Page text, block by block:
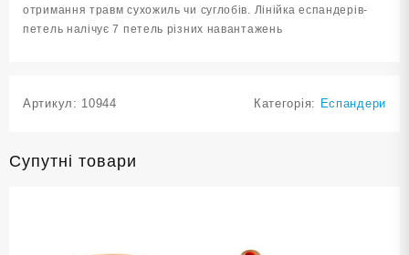
отримання травм сухожиль чи суглобів. Лінійка еспандерів-
петель налічує 7 петель різних навантажень
Артикул: 10944 Категорія: Еспандери
Супутні товари